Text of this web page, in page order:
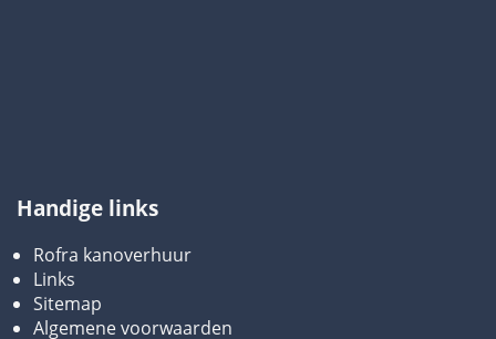
Handige links
Rofra kanoverhuur
Links
Sitemap
Algemene voorwaarden